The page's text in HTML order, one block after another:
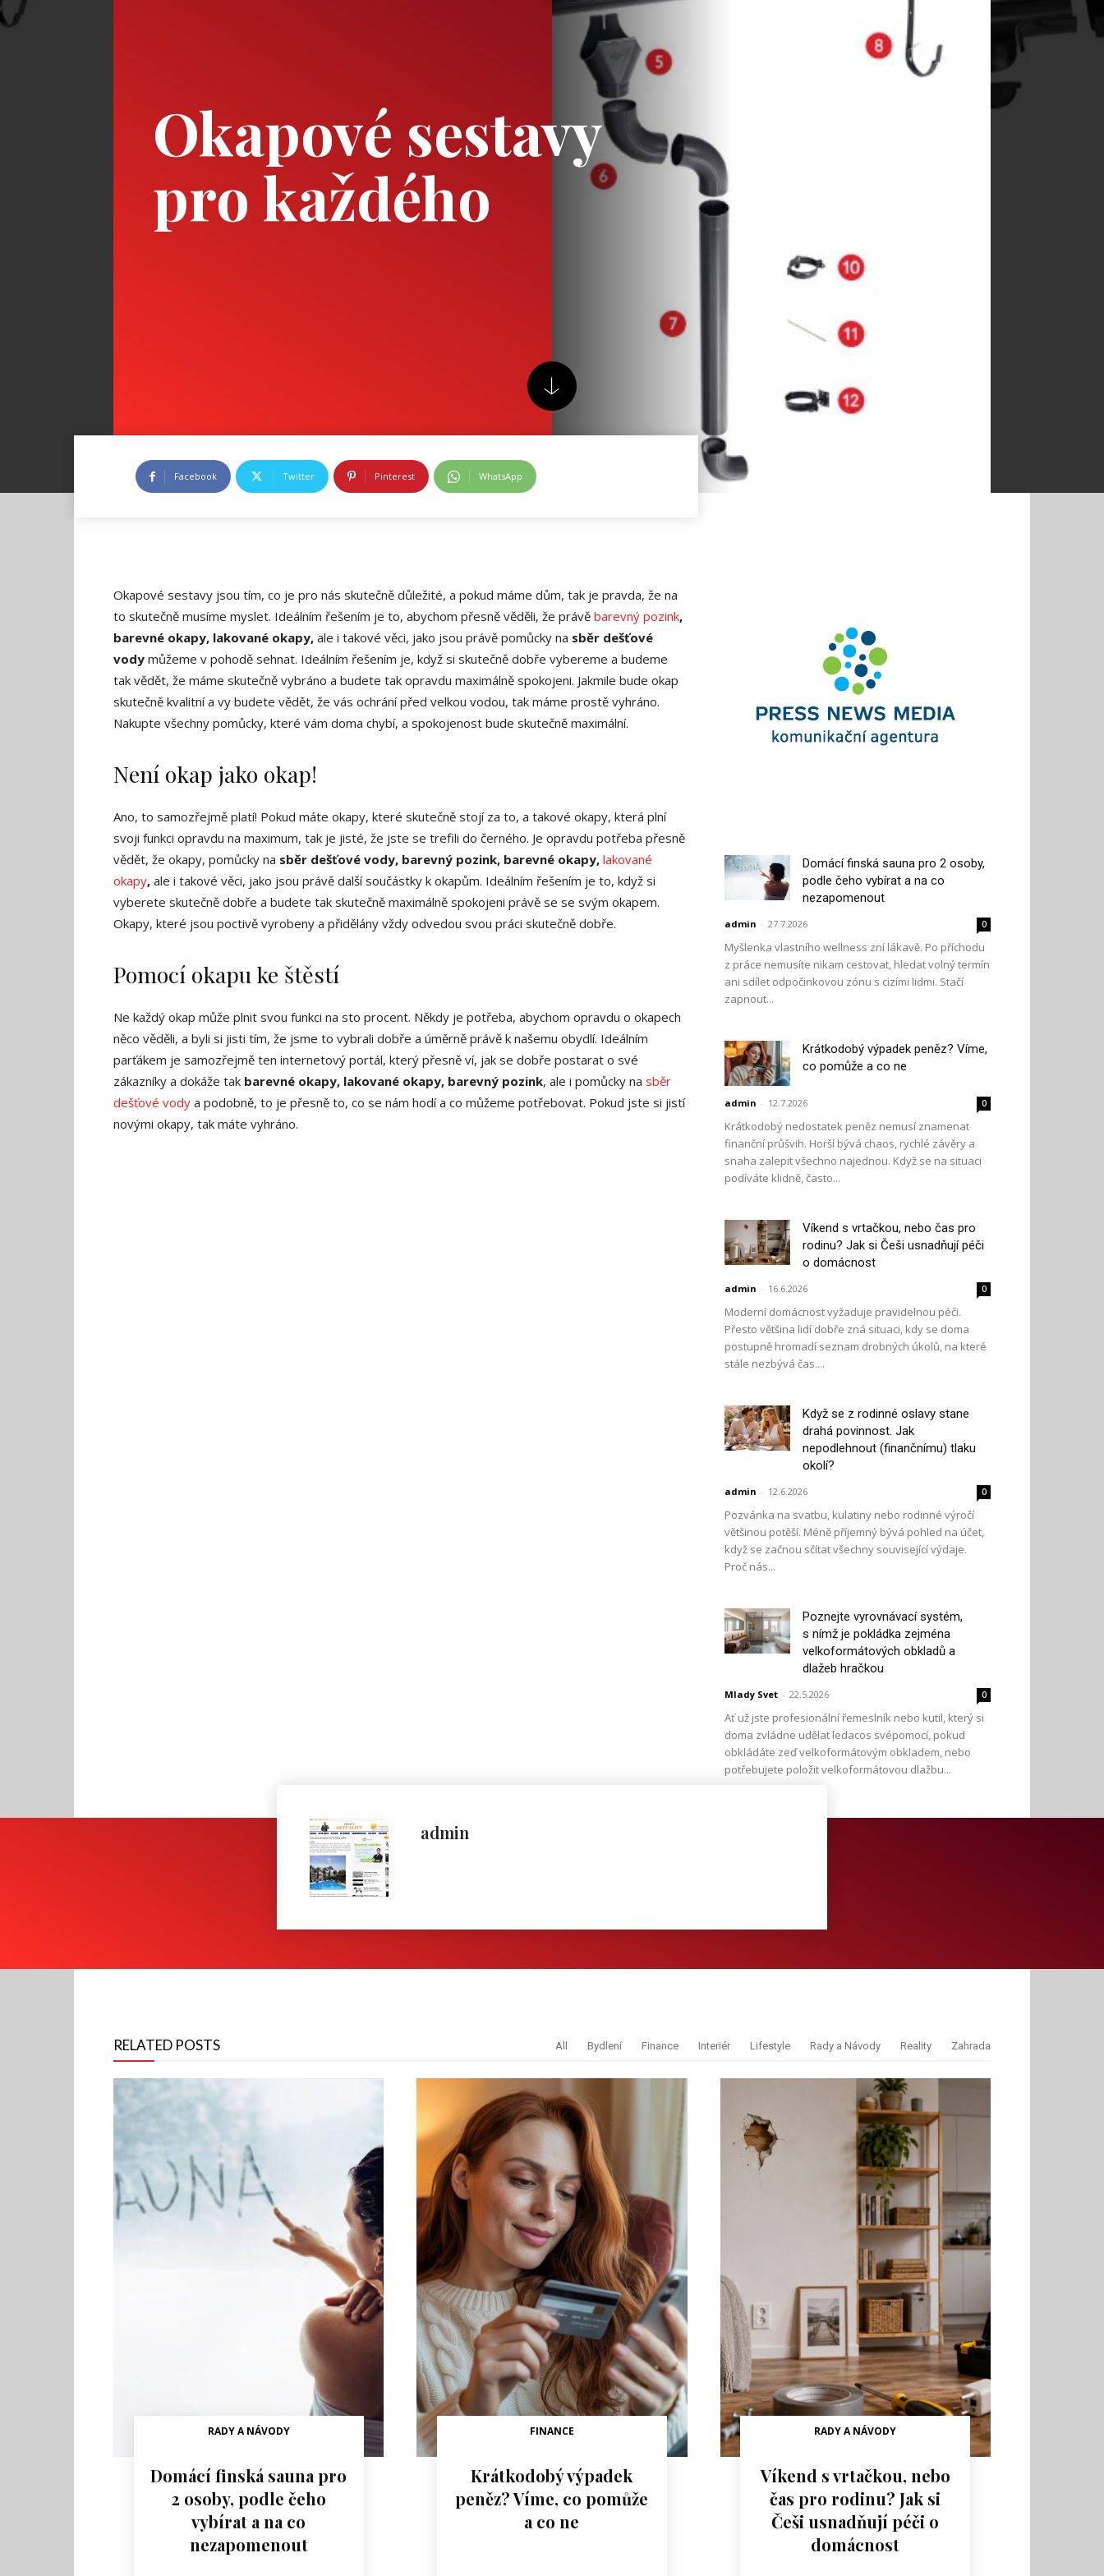
Okapové sestavy
pro každého
Facebook Twitter Pinterest WhatsApp
Okapové sestavy jsou tím, co je pro nás skutečně důležité, a pokud máme dům, tak je pravda, že na
to skutečně musíme myslet. Ideálním řešením je to, abychom přesně věděli, že právě barevný pozink,
barevné okapy, lakované okapy, ale i takové věci, jako jsou právě pomůcky na sběr dešťové
vody můžeme v pohodě sehnat. Ideálním řešením je, když si skutečně dobře vybereme a budeme
tak vědět, že máme skutečně vybráno a budete tak opravdu maximálně spokojeni. Jakmile bude okap
skutečně kvalitní a vy budete vědět, že vás ochrání před velkou vodou, tak máme prostě vyhráno.
Nakupte všechny pomůcky, které vám doma chybí, a spokojenost bude skutečně maximální.
Není okap jako okap!
Ano, to samozřejmě platí! Pokud máte okapy, které skutečně stojí za to, a takové okapy, která plní
svoji funkci opravdu na maximum, tak je jisté, že jste se trefili do černého. Je opravdu potřeba přesně
vědět, že okapy, pomůcky na sběr dešťové vody, barevný pozink, barevné okapy, lakované
okapy, ale i takové věci, jako jsou právě další součástky k okapům. Ideálním řešením je to, když si
vyberete skutečně dobře a budete tak skutečně maximálně spokojeni právě se se svým okapem.
Okapy, které jsou poctivě vyrobeny a přidělány vždy odvedou svou práci skutečně dobře.
Pomocí okapu ke štěstí
Ne každý okap může plnit svou funkci na sto procent. Někdy je potřeba, abychom opravdu o okapech
něco věděli, a byli si jisti tím, že jsme to vybrali dobře a úměrně právě k našemu obydlí. Ideálním
parťákem je samozřejmě ten internetový portál, který přesně ví, jak se dobře postarat o své
zákazníky a dokáže tak barevné okapy, lakované okapy, barevný pozink, ale i pomůcky na sběr
dešťové vody a podobně, to je přesně to, co se nám hodí a co můžeme potřebovat. Pokud jste si jistí
novými okapy, tak máte vyhráno.
Domácí finská sauna pro 2 osoby,
podle čeho vybírat a na co
nezapomenout
admin - 27.7.2026 0
Myšlenka vlastního wellness zní lákavě. Po příchodu
z práce nemusíte nikam cestovat, hledat volný termín
ani sdílet odpočinkovou zónu s cizími lidmi. Stačí
zapnout...
Krátkodobý výpadek peněz? Víme,
co pomůže a co ne
admin - 12.7.2026 0
Krátkodobý nedostatek peněz nemusí znamenat
finanční průšvih. Horší bývá chaos, rychlé závěry a
snaha zalepit všechno najednou. Když se na situaci
podíváte klidně, často...
Víkend s vrtačkou, nebo čas pro
rodinu? Jak si Češi usnadňují péči
o domácnost
admin - 16.6.2026 0
Moderní domácnost vyžaduje pravidelnou péči.
Přesto většina lidí dobře zná situaci, kdy se doma
postupně hromadí seznam drobných úkolů, na které
stále nezbývá čas....
Když se z rodinné oslavy stane
drahá povinnost. Jak
nepodlehnout (finančnímu) tlaku
okolí?
admin - 12.6.2026 0
Pozvánka na svatbu, kulatiny nebo rodinné výročí
většinou potěší. Méně příjemný bývá pohled na účet,
když se začnou sčítat všechny související výdaje.
Proč nás...
Poznejte vyrovnávací systém,
s nímž je pokládka zejména
velkoformátových obkladů a
dlažeb hračkou
Mlady Svet - 22.5.2026 0
Ať už jste profesionální řemeslník nebo kutil, který si
doma zvládne udělat ledacos svépomocí, pokud
obkládáte zeď velkoformátovým obkladem, nebo
potřebujete položit velkoformátovou dlažbu...
admin
RELATED POSTS All Bydlení Finance Interiér Lifestyle Rady a Návody Reality Zahrada
RADY A NÁVODY
Domácí finská sauna pro
2 osoby, podle čeho
vybírat a na co
nezapomenout
FINANCE
Krátkodobý výpadek
peněz? Víme, co pomůže
a co ne
RADY A NÁVODY
Víkend s vrtačkou, nebo
čas pro rodinu? Jak si
Češi usnadňují péči o
domácnost